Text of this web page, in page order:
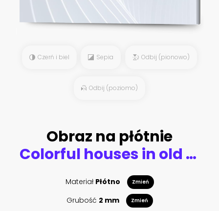
Czerń i biel Sepia Odbij (pionowo)
Odbij (poziomo)
Obraz na płótnie
Colorful houses in old San Juan, Puerto Rico
Materiał Płótno Zmień
Grubość 2 mm Zmień